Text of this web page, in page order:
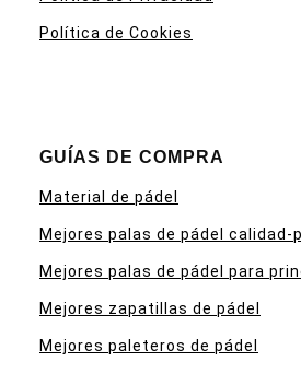
Política de Cookies
GUÍAS DE COMPRA
Material de pádel
Mejores palas de pádel calidad-
Mejores palas de pádel para
Mejores zapatillas de pádel
Mejores paleteros de pádel